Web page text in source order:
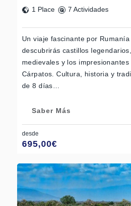
1 Place
7 Actividades
Un viaje fascinante por
descubrirás castillos
medievales y los
Cárpatos. Cultura, historia y
de 8 días…
Saber Más
desde
695,00€